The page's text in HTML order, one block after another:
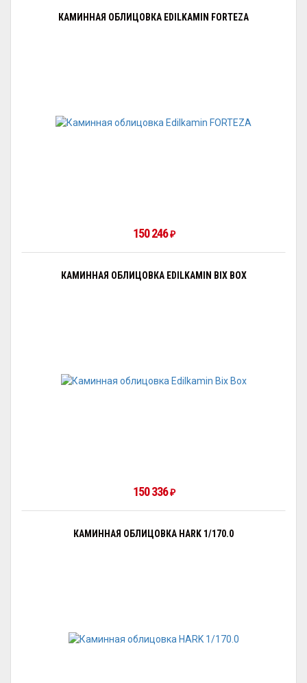
КАМИННАЯ ОБЛИЦОВКА EDILKAMIN FORTEZA
150 246 ₽
КАМИННАЯ ОБЛИЦОВКА EDILKAMIN BIX BOX
150 336 ₽
КАМИННАЯ ОБЛИЦОВКА HARK 1/170.0